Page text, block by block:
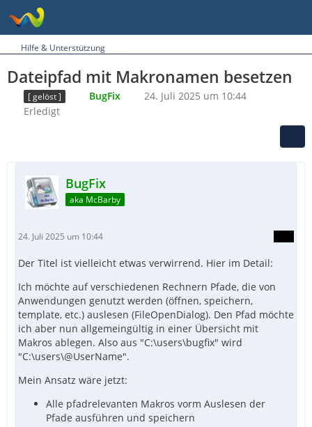
Hilfe & Unterstützung
Dateipfad mit Makronamen besetzen
[ gelöst ] BugFix
24. Juli 2025 um 10:44
Erledigt
BugFix
aka McBarby
24. Juli 2025 um 10:44
Der Titel ist vielleicht etwas verwirrend. Hier im Detail:
Ich möchte auf verschiedenen Rechnern Pfade, die von
Anwendungen genutzt werden (öffnen, speichern,
template, etc.) auslesen (FileOpenDialog). Den Pfad möchte
ich aber nun allgemeingültig in einer Übersicht mit
Makros ablegen. Also aus "C:\users\bugfix" wird
"C:\users\@UserName".
Mein Ansatz wäre jetzt:
Alle pfadrelevanten Makros vorm Auslesen der
Pfade ausführen und speichern